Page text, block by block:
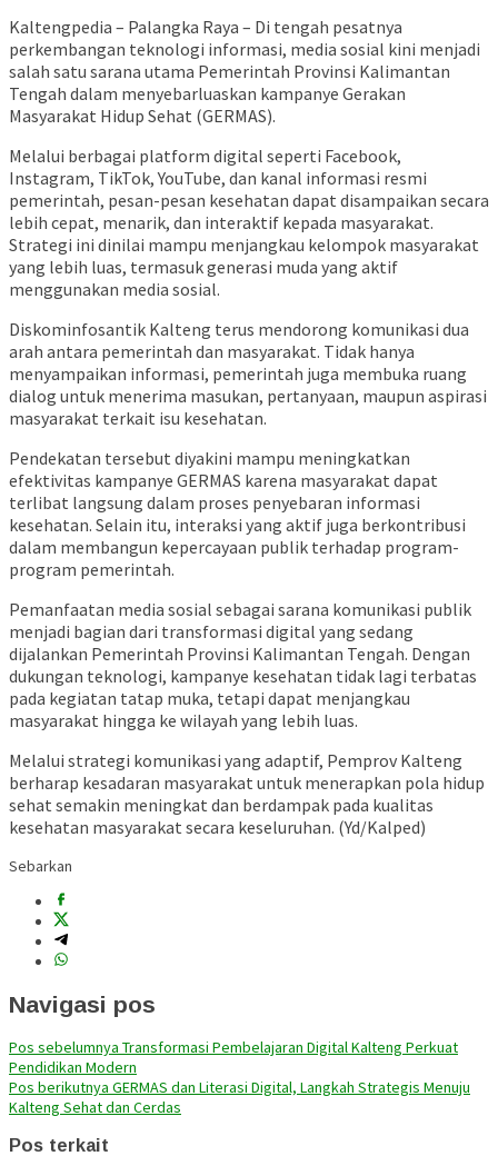
Kaltengpedia – Palangka Raya – Di tengah pesatnya
perkembangan teknologi informasi, media sosial kini menjadi
salah satu sarana utama Pemerintah Provinsi Kalimantan
Tengah dalam menyebarluaskan kampanye Gerakan
Masyarakat Hidup Sehat (GERMAS).
Melalui berbagai platform digital seperti Facebook,
Instagram, TikTok, YouTube, dan kanal informasi resmi
pemerintah, pesan-pesan kesehatan dapat disampaikan secara
lebih cepat, menarik, dan interaktif kepada masyarakat.
Strategi ini dinilai mampu menjangkau kelompok masyarakat
yang lebih luas, termasuk generasi muda yang aktif
menggunakan media sosial.
Diskominfosantik Kalteng terus mendorong komunikasi dua
arah antara pemerintah dan masyarakat. Tidak hanya
menyampaikan informasi, pemerintah juga membuka ruang
dialog untuk menerima masukan, pertanyaan, maupun aspirasi
masyarakat terkait isu kesehatan.
Pendekatan tersebut diyakini mampu meningkatkan
efektivitas kampanye GERMAS karena masyarakat dapat
terlibat langsung dalam proses penyebaran informasi
kesehatan. Selain itu, interaksi yang aktif juga berkontribusi
dalam membangun kepercayaan publik terhadap program-
program pemerintah.
Pemanfaatan media sosial sebagai sarana komunikasi publik
menjadi bagian dari transformasi digital yang sedang
dijalankan Pemerintah Provinsi Kalimantan Tengah. Dengan
dukungan teknologi, kampanye kesehatan tidak lagi terbatas
pada kegiatan tatap muka, tetapi dapat menjangkau
masyarakat hingga ke wilayah yang lebih luas.
Melalui strategi komunikasi yang adaptif, Pemprov Kalteng
berharap kesadaran masyarakat untuk menerapkan pola hidup
sehat semakin meningkat dan berdampak pada kualitas
kesehatan masyarakat secara keseluruhan. (Yd/Kalped)
Sebarkan
Navigasi pos
Pos sebelumnya Transformasi Pembelajaran Digital Kalteng Perkuat
Pendidikan Modern
Pos berikutnya GERMAS dan Literasi Digital, Langkah Strategis Menuju
Kalteng Sehat dan Cerdas
Pos terkait